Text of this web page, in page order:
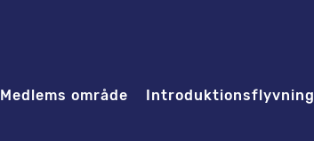
Medlems område Introduktionsflyvning